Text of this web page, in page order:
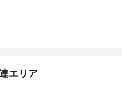
エリア